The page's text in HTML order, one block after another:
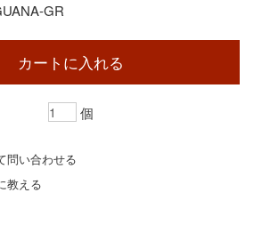
GR
カートに入れる
個
問い合わせる
教える